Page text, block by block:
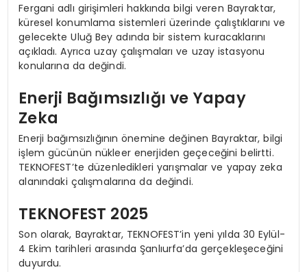
Fergani adlı girişimleri hakkında bilgi veren Bayraktar,
küresel konumlama sistemleri üzerinde çalıştıklarını ve
gelecekte Uluğ Bey adında bir sistem kuracaklarını
açıkladı. Ayrıca uzay çalışmaları ve uzay istasyonu
konularına da değindi.
Enerji Bağımsızlığı ve Yapay
Zeka
Enerji bağımsızlığının önemine değinen Bayraktar, bilgi
işlem gücünün nükleer enerjiden geçeceğini belirtti.
TEKNOFEST’te düzenledikleri yarışmalar ve yapay zeka
alanındaki çalışmalarına da değindi.
TEKNOFEST 2025
Son olarak, Bayraktar, TEKNOFEST’in yeni yılda 30 Eylül-
4 Ekim tarihleri arasında Şanlıurfa’da gerçekleşeceğini
duyurdu.